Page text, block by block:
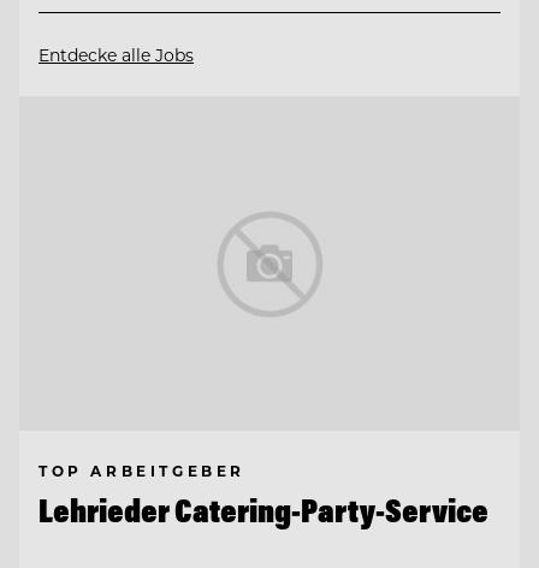
Entdecke alle Jobs
TOP ARBEITGEBER
Lehrieder Catering-Party-Service